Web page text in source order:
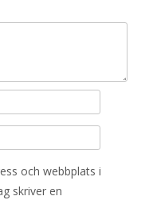
och webbplats i
skriver en